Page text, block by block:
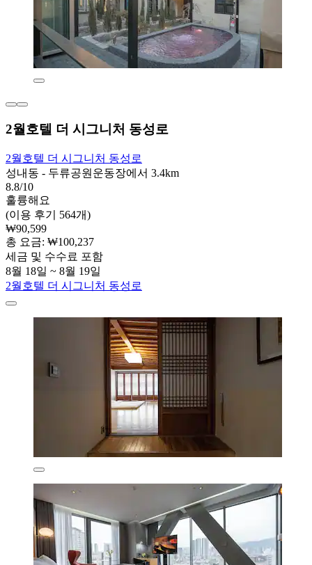
2월호텔 더 시그니처 동성로
2월호텔 더 시그니처 동성로
성내동 - 두류공원운동장에서 3.4km
8.8/10
훌륭해요
(이용 후기 564개)
₩90,599
총 요금: ₩100,237
세금 및 수수료 포함
8월 18일 ~ 8월 19일
2월호텔 더 시그니처 동성로